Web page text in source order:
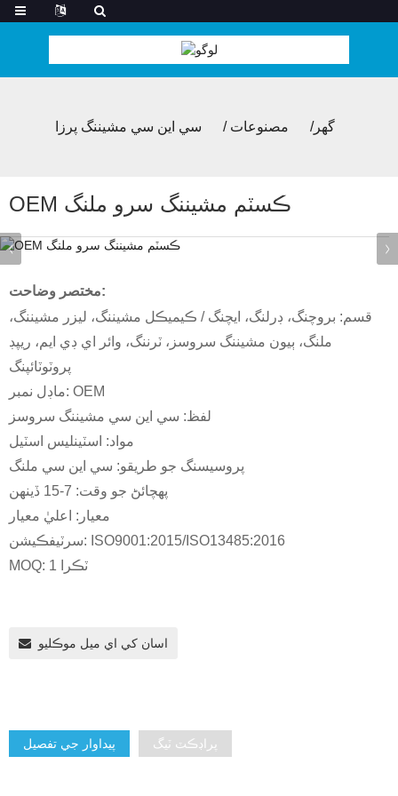
گھر مصنوعات سي اين سي مشيننگ پرزا
OEM ڪسٽم مشيننگ سرو ملنگ
مختصر وضاحت:
قسم: بروچنگ، ڊرلنگ، ايچنگ / ڪيميڪل مشيننگ، ليزر مشيننگ،
ملنگ، ٻيون مشيننگ سروسز، ٽرننگ، وائر اي ڊي ايم، ريپڊ
پروٽوٽائپنگ
ماڊل نمبر: OEM
لفظ: سي اين سي مشيننگ سروسز
مواد: اسٽينلیس اسٽيل
پروسيسنگ جو طريقو: سي اين سي ملنگ
پهچائڻ جو وقت: 7-15 ڏينهن
معيار: اعليٰ معيار
سرٽيفڪيشن: ISO9001:2015/ISO13485:2016
MOQ: 1 ٽڪرا
اسان کي اي ميل موڪليو
پيداوار جي تفصيل پراڊڪٽ ٽيگ